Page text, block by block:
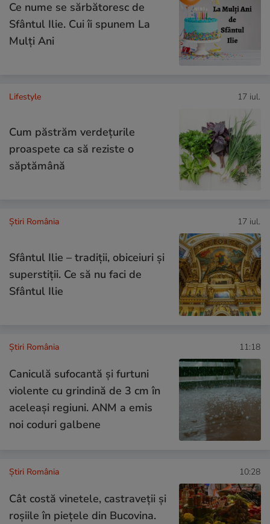
Ce nume se sărbătoresc de
Sfântul Ilie. Cui îi spunem La
Mulți Ani
Lifestyle 17 iul.
Cum păstrăm verdețurile
proaspete ca să reziste o
săptămână
Știri România 17 iul.
Sfântul Ilie – tradiții, obiceiuri și
superstiții. Ce să nu faci de
Sfântul Ilie
Știri România 11:18
Caniculă sufocantă și furtuni
violente cu grindină de 3 cm în
aceleași regiuni. ANM a emis
noi coduri galbene
Știri România 10:28
Cât costă vinetele, castraveții și
roșiile în piețele din Bucovina.